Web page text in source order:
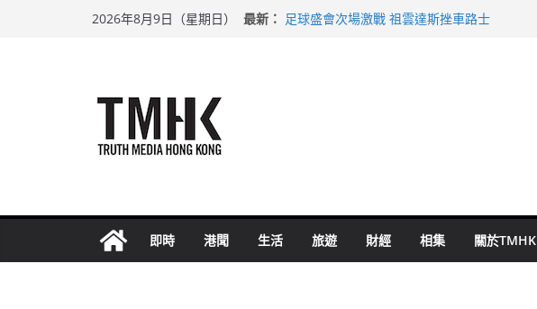
2026年8月9日（星期日） 最新： 足球盛會次場激戰 祖雲達斯挫車路士
即時 港聞 生活 旅遊 財經 相集 關於TMHK